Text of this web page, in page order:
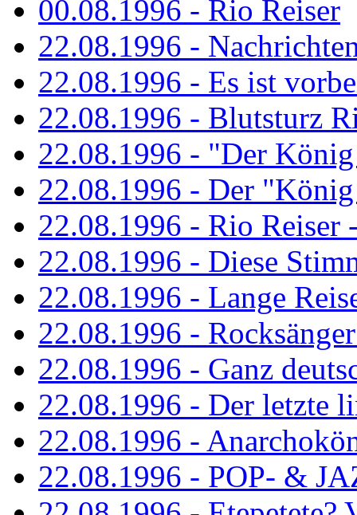
00.08.1996 - Rio Reiser
22.08.1996 -
22.08.1996 - Es ist
22.08.1996 - Blutsturz
22.08.1996 - "Der
22.08.1996 - Der
22.08.1996 - Rio Reiser
22.08.1996 - Diese
22.08.1996 - Lange
22.08.1996 -
22.08.1996 - Ganz
22.08.1996 - Der letzte
22.08.1996 -
22.08.1996 - POP- &